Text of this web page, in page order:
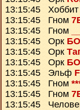
13:15:45 Хоббит
13:15:45 Гном
13:15:45 Гном
13:15:45 Орк
13:15:45 Орк
13:15:45 Орк
13:15:45 Эльф
13:15:45 Гном
13:15:45 Гном
13:15:45